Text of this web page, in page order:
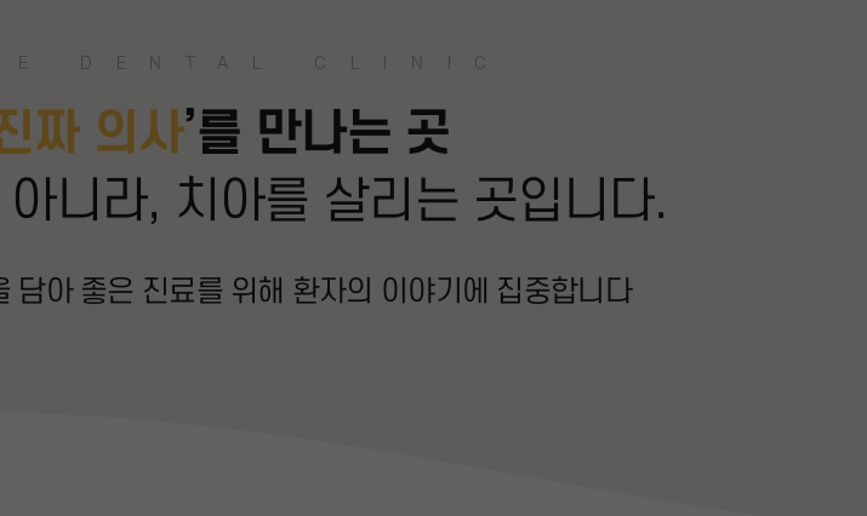
DENTAL CLINIC
짜 의사’를 만나는 곳
니라, 치아를 살리는 곳입니다.
담아 좋은 진료를 위해 환자의 이야기에 집중합니다